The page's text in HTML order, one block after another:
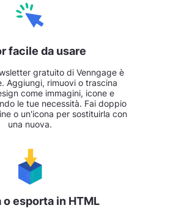
facile da usare
gratuito di Venngage è
Aggiungi, rimuovi o trascina
come immagini, icone e
le tue necessità. Fai doppio
o un'icona per sostituirla con
una nuova.
o esporta in HTML